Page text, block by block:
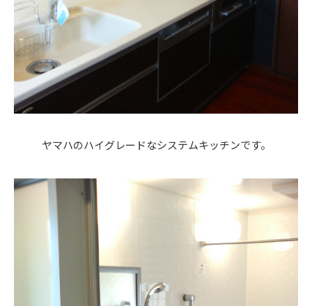
ヤマハのハイグレードなシステムキッチンです。